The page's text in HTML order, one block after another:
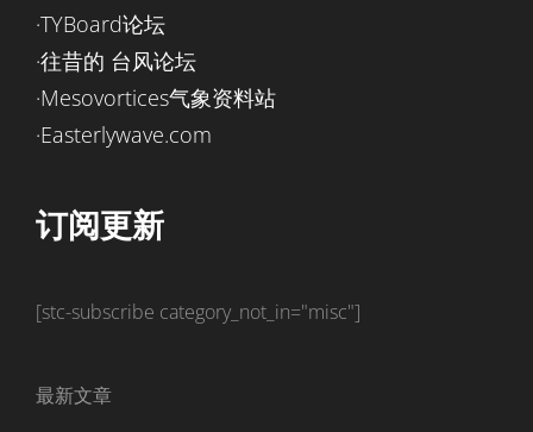
·TYBoard论坛
·往昔的 台风论坛
·Mesovortices气象资料站
·Easterlywave.com
订阅更新
[stc-subscribe category_not_in="misc"]
最新文章